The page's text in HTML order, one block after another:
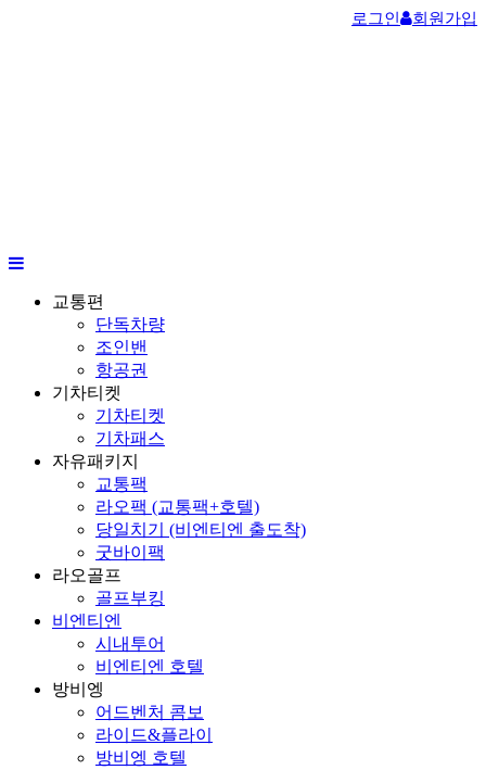
로그인 회원가입
교통편
단독차량
조인밴
항공권
기차티켓
기차티켓
기차패스
자유패키지
교통팩
라오팩 (교통팩+호텔)
당일치기 (비엔티엔 출도착)
굿바이팩
라오골프
골프부킹
비엔티엔
시내투어
비엔티엔 호텔
방비엥
어드벤처 콤보
라이드&플라이
방비엥 호텔